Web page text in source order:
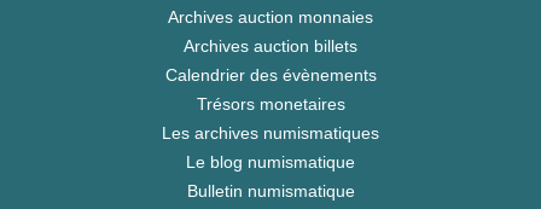
Archives auction monnaies
Archives auction billets
Calendrier des évènements
Trésors monetaires
Les archives numismatiques
Le blog numismatique
Bulletin numismatique